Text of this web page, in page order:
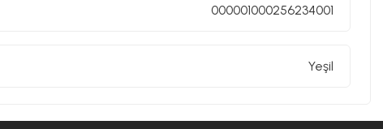
000001000256234001
Yeşil